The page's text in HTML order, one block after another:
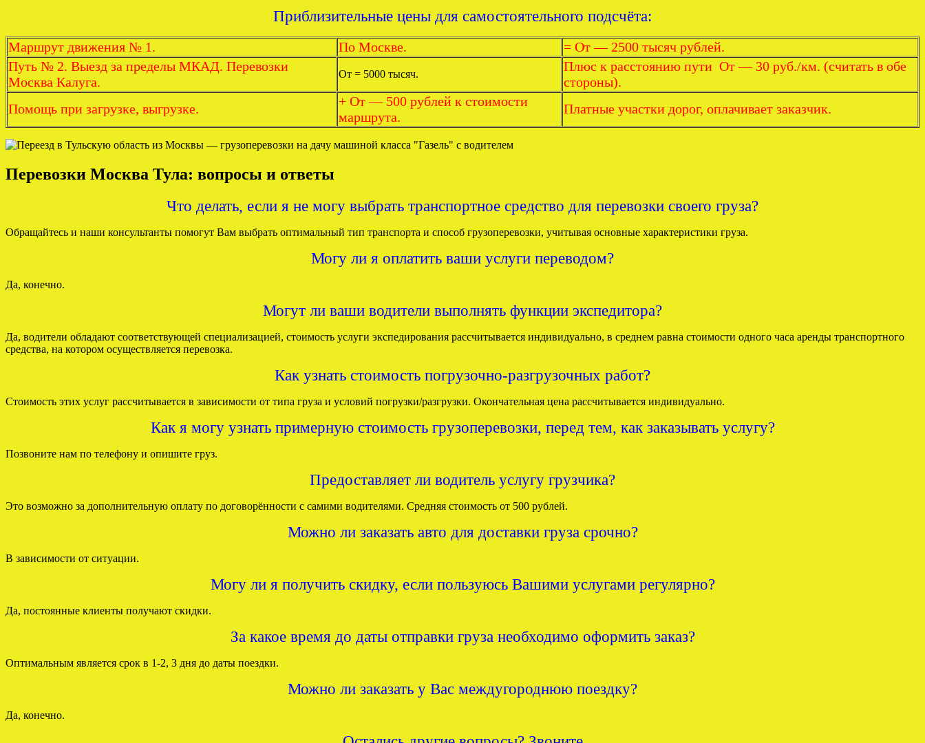
Приблизительные цены для самостоятельного подсчёта:
Маршрут движения № 1. По Москве.
= От — 2500 тысяч рублей.
Путь № 2. Выезд за пределы МКАД. Перевозки
Москва Калуга.
От = 5000 тысяч.
Плюс к расстоянию пути От — 30 руб./км. (считать в обе
стороны).
Помощь при загрузке, выгрузке.
+ От — 500 рублей к стоимости
маршрута.
Платные участки дорог, оплачивает заказчик.
Перевозки Москва Тула: вопросы и ответы
Что делать, если я не могу выбрать транспортное средство для перевозки своего груза?
Обращайтесь и наши консультанты помогут Вам выбрать оптимальный тип транспорта и способ грузоперевозки, учитывая основные характеристики груза.
Могу ли я оплатить ваши услуги переводом?
Да, конечно.
Могут ли ваши водители выполнять функции экспедитора?
Да, водители обладают соответствующей специализацией, стоимость услуги экспедирования рассчитывается индивидуально, в среднем равна стоимости одного часа аренды транспортного
средства, на котором осуществляется перевозка.
Как узнать стоимость погрузочно-разгрузочных работ?
Стоимость этих услуг рассчитывается в зависимости от типа груза и условий погрузки/разгрузки. Окончательная цена рассчитывается индивидуально.
Как я могу узнать примерную стоимость грузоперевозки, перед тем, как заказывать услугу?
Позвоните нам по телефону и опишите груз.
Предоставляет ли водитель услугу грузчика?
Это возможно за дополнительную оплату по договорённости с самими водителями. Средняя стоимость от 500 рублей.
Можно ли заказать авто для доставки груза срочно?
В зависимости от ситуации.
Могу ли я получить скидку, если пользуюсь Вашими услугами регулярно?
Да, постоянные клиенты получают скидки.
За какое время до даты отправки груза необходимо оформить заказ?
Оптимальным является срок в 1-2, 3 дня до даты поездки.
Можно ли заказать у Вас междугороднюю поездку?
Да, конечно.